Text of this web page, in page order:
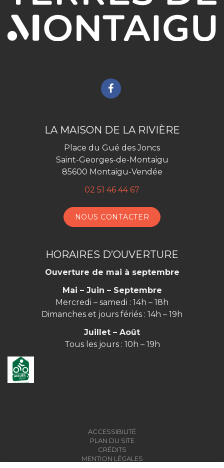
Lien
compte
Facebook
LA MAISON DE LA RIVIÈRE
Place du Gué des Joncs
Saint-Georges-de-Montaigu
85600 Montaigu-Vendée
02 51 46 44 67
NOUS CONTACTER
HORAIRES D’OUVERTURE
Ouverture de mai à septembre
Mai – Juin – Septembre
Mercredi – samedi : 14h – 18h
Dimanches et jours fériés : 14h – 19h
Juillet – Août
Tous les jours : 10h – 19h
ACCESSIBILITÉ
PLAN DU SITE
CRÉDITS
MENTION LÉGALES